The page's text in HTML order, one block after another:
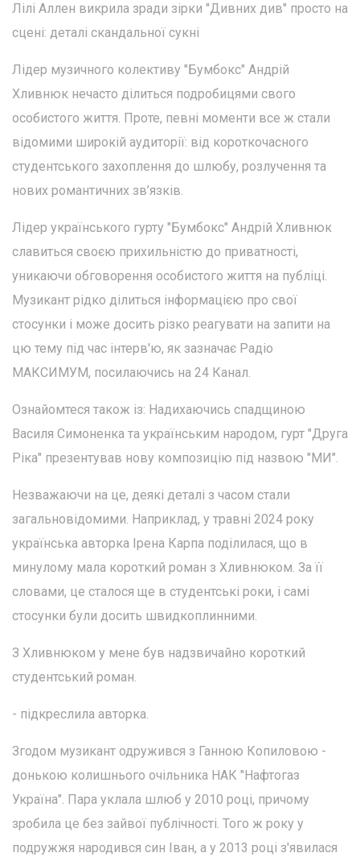
Лілі Аллен викрила зради зірки "Дивних див" просто на
сцені: деталі скандальної сукні
Лідер музичного колективу "Бумбокс" Андрій
Хливнюк нечасто ділиться подробицями свого
особистого життя. Проте, певні моменти все ж стали
відомими широкій аудиторії: від короткочасного
студентського захоплення до шлюбу, розлучення та
нових романтичних зв’язків.
Лідер українського гурту "Бумбокс" Андрій Хливнюк
славиться своєю прихильністю до приватності,
уникаючи обговорення особистого життя на публіці.
Музикант рідко ділиться інформацією про свої
стосунки і може досить різко реагувати на запити на
цю тему під час інтерв'ю, як зазначає Радіо
МАКСИМУМ, посилаючись на 24 Канал.
Ознайомтеся також із: Надихаючись спадщиною
Василя Симоненка та українським народом, гурт "Друга
Ріка" презентував нову композицію під назвою "МИ".
Незважаючи на це, деякі деталі з часом стали
загальновідомими. Наприклад, у травні 2024 року
українська авторка Ірена Карпа поділилася, що в
минулому мала короткий роман з Хливнюком. За її
словами, це сталося ще в студентські роки, і самі
стосунки були досить швидкоплинними.
З Хливнюком у мене був надзвичайно короткий
студентський роман.
- підкреслила авторка.
Згодом музикант одружився з Ганною Копиловою -
донькою колишнього очільника НАК "Нафтогаз
Україна". Пара уклала шлюб у 2010 році, причому
зробила це без зайвої публічності. Того ж року у
подружжя народився син Іван, а у 2013 році з'явилася